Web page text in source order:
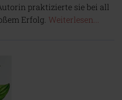
praktizierte sie bei all
Erfolg. Weiterlesen...